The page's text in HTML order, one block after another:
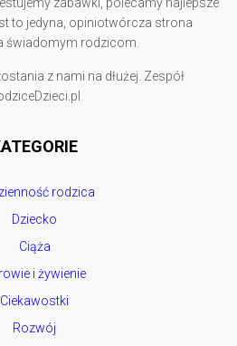
to jedyna, opiniotwórcza strona
świadomym rodzicom.
z nami na dłużej. Zespół
rodzica
Dziecko
Ciąża
i żywienie
Ciekawostki
Rozwój